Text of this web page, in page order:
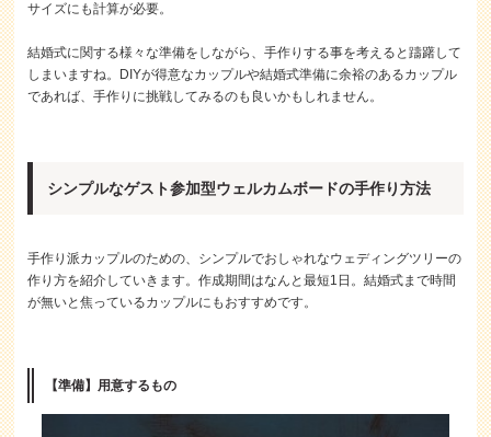
サイズにも計算が必要。
結婚式に関する様々な準備をしながら、手作りする事を考えると躊躇して
しまいますね。DIYが得意なカップルや結婚式準備に余裕のあるカップル
であれば、手作りに挑戦してみるのも良いかもしれません。
シンプルなゲスト参加型ウェルカムボードの手作り方法
手作り派カップルのための、シンプルでおしゃれなウェディングツリーの
作り方を紹介していきます。作成期間はなんと最短1日。結婚式まで時間
が無いと焦っているカップルにもおすすめです。
【準備】用意するもの